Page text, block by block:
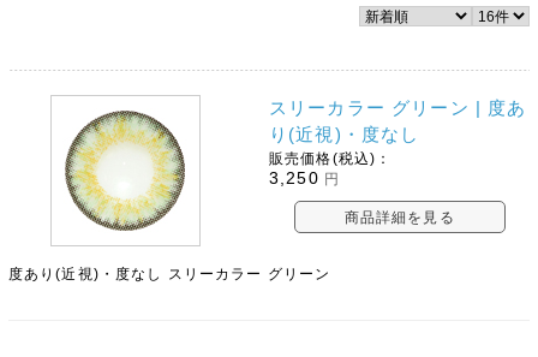
スリーカラー グリーン | 度あ
り(近視)・度なし
販売価格(税込)：
3,250 円
商品詳細を見る
度あり(近視)・度なし スリーカラー グリーン